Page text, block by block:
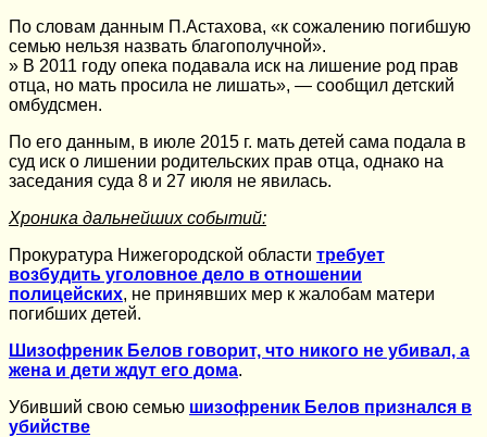
По словам данным П.Астахова, «к сожалению погибшую
семью нельзя назвать благополучной».
» В 2011 году опека подавала иск на лишение род прав
отца, но мать просила не лишать», — сообщил детский
омбудсмен.
По его данным, в июле 2015 г. мать детей сама подала в
суд иск о лишении родительских прав отца, однако на
заседания суда 8 и 27 июля не явилась.
Хроника дальнейших событий:
Прокуратура Нижегородской области требует
возбудить уголовное дело в отношении
полицейских, не принявших мер к жалобам матери
погибших детей.
Шизофреник Белов говорит, что никого не убивал, а
жена и дети ждут его дома.
Убивший свою семью шизофреник Белов признался в
убийстве